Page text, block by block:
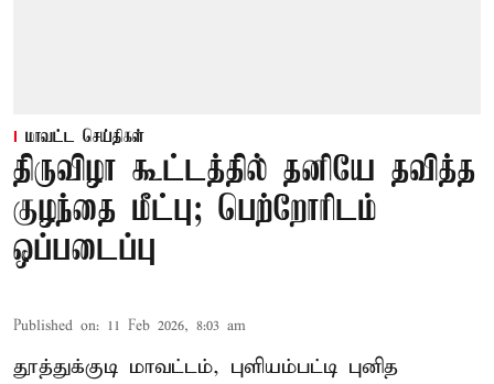
மாவட்ட செய்திகள்
திருவிழா கூட்டத்தில் தனியே தவித்த
குழந்தை மீட்பு; பெற்றோரிடம்
ஒப்படைப்பு
Published on: 11 Feb 2026, 8:03 am
தூத்துக்குடி மாவட்டம், புளியம்பட்டி புனித